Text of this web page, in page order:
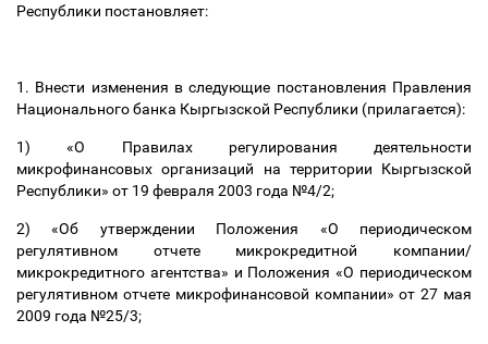
Республики постановляет:
1. Внести изменения в следующие постановления Правления
Национального банка Кыргызской Республики (прилагается):
1) «О Правилах регулирования деятельности
микрофинансовых организаций на территории Кыргызской
Республики» от 19 февраля 2003 года №4/2;
2) «Об утверждении Положения «О периодическом
регулятивном отчете микрокредитной компании/
микрокредитного агентства» и Положения «О периодическом
регулятивном отчете микрофинансовой компании» от 27 мая
2009 года №25/3;